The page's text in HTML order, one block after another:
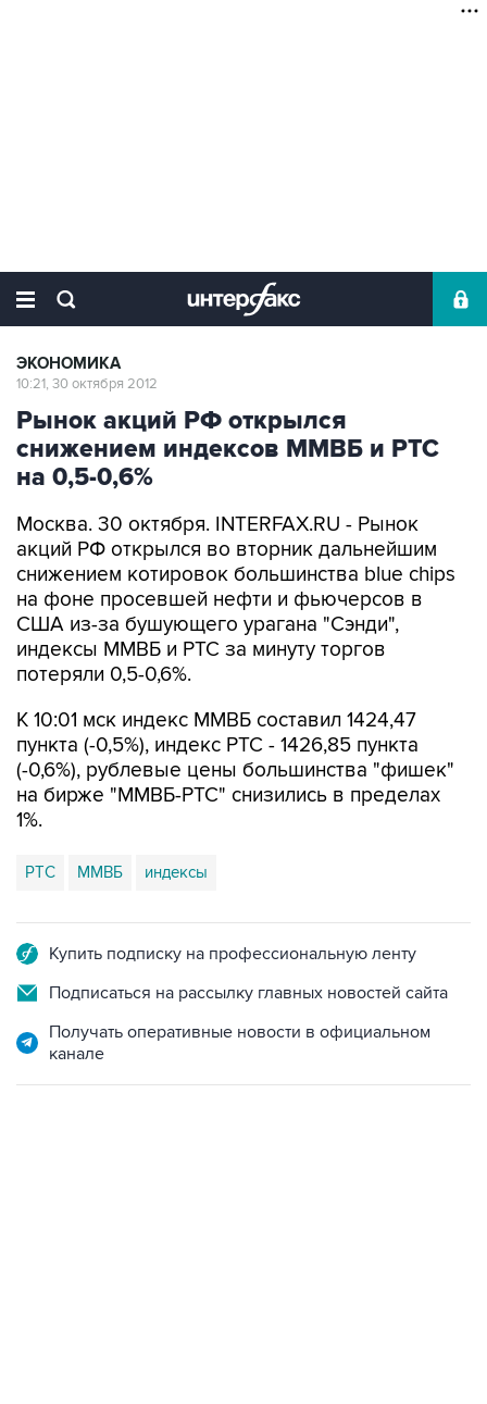
ЭКОНОМИКА
10:21, 30 октября 2012
Рынок акций РФ открылся
снижением индексов ММВБ и РТС
на 0,5-0,6%
Москва. 30 октября. INTERFAX.RU - Рынок
акций РФ открылся во вторник дальнейшим
снижением котировок большинства blue chips
на фоне просевшей нефти и фьючерсов в
США из-за бушующего урагана "Сэнди",
индексы ММВБ и РТС за минуту торгов
потеряли 0,5-0,6%.
К 10:01 мск индекс ММВБ составил 1424,47
пункта (-0,5%), индекс РТС - 1426,85 пункта
(-0,6%), рублевые цены большинства "фишек"
на бирже "ММВБ-РТС" снизились в пределах
1%.
РТС ММВБ индексы
Купить подписку на профессиональную ленту
Подписаться на рассылку главных новостей сайта
Получать оперативные новости в официальном
канале